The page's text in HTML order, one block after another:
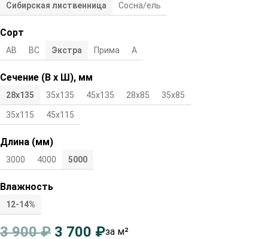
Сибирская лиственница Сосна/ель
Сорт
АВ ВС Экстра Прима А
Сечение (В х Ш), мм
28х135 35х135 45х135 28х85 35х85
35х115 45х115
Длина (мм)
3000 4000 5000
Влажность
12-14%
3 900₽ 3 700 ₽за м²